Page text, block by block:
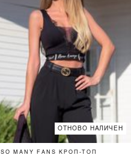
ОТНОВО НАЛИЧЕН
SO MANY FANS КРОП-ТОП